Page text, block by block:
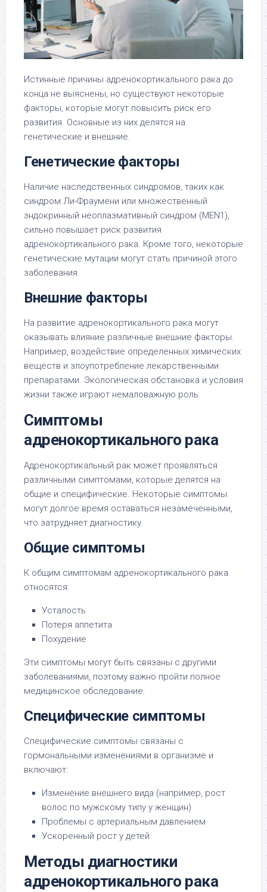
Истинные причины адренокортикального рака до
конца не выяснены, но существуют некоторые
факторы, которые могут повысить риск его
развития. Основные из них делятся на
генетические и внешние.
Генетические факторы
Наличие наследственных синдромов, таких как
синдром Ли-Фраумени или множественный
эндокринный неоплазмативный синдром (MEN1),
сильно повышает риск развития
адренокортикального рака. Кроме того, некоторые
генетические мутации могут стать причиной этого
заболевания.
Внешние факторы
На развитие адренокортикального рака могут
оказывать влияние различные внешние факторы.
Например, воздействие определенных химических
веществ и злоупотребление лекарственными
препаратами. Экологическая обстановка и условия
жизни также играют немаловажную роль.
Симптомы
адренокортикального рака
Адренокортикальный рак может проявляться
различными симптомами, которые делятся на
общие и специфические. Некоторые симптомы
могут долгое время оставаться незамеченными,
что затрудняет диагностику.
Общие симптомы
К общим симптомам адренокортикального рака
относятся:
Усталость
Потеря аппетита
Похудение
Эти симптомы могут быть связаны с другими
заболеваниями, поэтому важно пройти полное
медицинское обследование.
Специфические симптомы
Специфические симптомы связаны с
гормональными изменениями в организме и
включают:
Изменение внешнего вида (например, рост
волос по мужскому типу у женщин)
Проблемы с артериальным давлением
Ускоренный рост у детей
Методы диагностики
адренокортикального рака